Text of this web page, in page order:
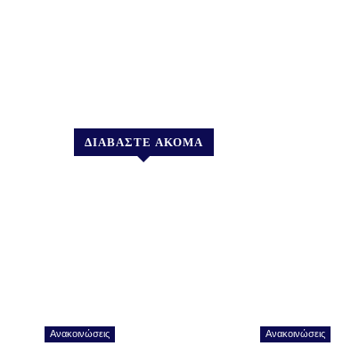
ΔΙΑΒΑΣΤΕ ΑΚΟΜΑ
Ανακοινώσεις Ανακοινώσεις